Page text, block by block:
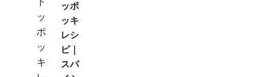
ッポ
ッキ
レシ
ピ｜
スパ